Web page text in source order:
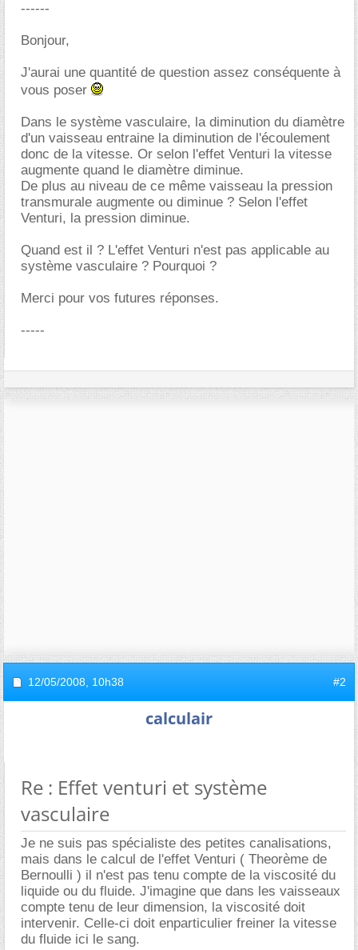
------
Bonjour,
J'aurai une quantité de question assez conséquente à
vous poser
Dans le système vasculaire, la diminution du diamètre
d'un vaisseau entraine la diminution de l'écoulement
donc de la vitesse. Or selon l'effet Venturi la vitesse
augmente quand le diamètre diminue.
De plus au niveau de ce même vaisseau la pression
transmurale augmente ou diminue ? Selon l'effet
Venturi, la pression diminue.
Quand est il ? L'effet Venturi n'est pas applicable au
système vasculaire ? Pourquoi ?
Merci pour vos futures réponses.
-----
12/05/2008, 10h38 #2
calculair
Re : Effet venturi et système
vasculaire
Je ne suis pas spécialiste des petites canalisations,
mais dans le calcul de l'effet Venturi ( Theorème de
Bernoulli ) il n'est pas tenu compte de la viscosité du
liquide ou du fluide. J'imagine que dans les vaisseaux
compte tenu de leur dimension, la viscosité doit
intervenir. Celle-ci doit enparticulier freiner la vitesse
du fluide ici le sang.